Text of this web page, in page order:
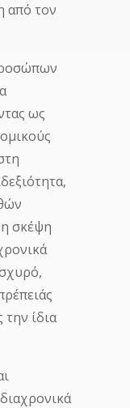
από τον
ως
η σκέψη
ίδια